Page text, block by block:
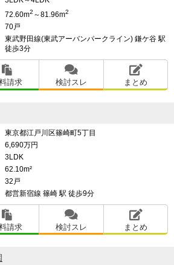
72.60m2 ～81.96m2
70戸
東武野田線(東武アーバンパークライン) 鎌ケ谷 駅
徒歩3分
請求 検討スレ まとめ
東京都江戸川区篠崎町5丁目
6,690万円
3LDK
62.10m²
32戸
都営新宿線 篠崎 駅 徒歩9分
請求 検討スレ まとめ